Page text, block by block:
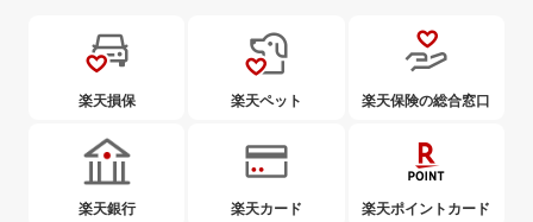
楽天損保 楽天ペット 楽天保険の総合窓口
楽天銀行 楽天カード 楽天ポイントカード